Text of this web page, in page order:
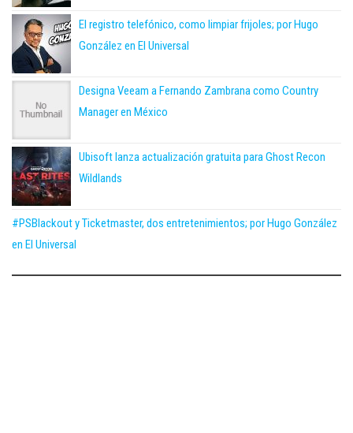
El registro telefónico, como limpiar frijoles; por Hugo
González en El Universal
Designa Veeam a Fernando Zambrana como Country
Manager en México
Ubisoft lanza actualización gratuita para Ghost Recon
Wildlands
#PSBlackout y Ticketmaster, dos entretenimientos; por Hugo González
en El Universal